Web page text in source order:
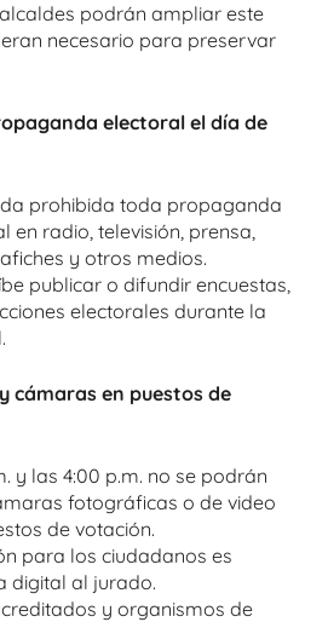
podrán ampliar este
necesario para preservar
electoral el día de
prohibida toda propaganda
en radio, televisión, prensa,
y otros medios.
publicar o difundir encuestas,
electorales durante la
cámaras en puestos de
y las 4:00 p.m. no se podrán
fotográficas o de video
de votación.
para los ciudadanos es
digital al jurado.
y organismos de